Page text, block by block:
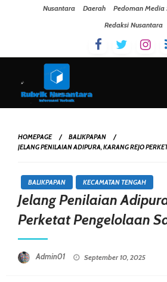
Nusantara Daerah Pedoman Media
Redaksi Nusantara
HOMEPAGE
BALIKPAPAN
JELANG PENILAIAN ADIPURA, KARANG REJO
BALIKPAPAN KECAMATAN TENGAH
Jelang Penilaian
Perketat Pengelolaan
Admin01 September 10, 2025